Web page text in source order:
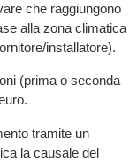
che raggiungono
alla zona climatica
installatore).
(prima o seconda
tramite un
la causale del